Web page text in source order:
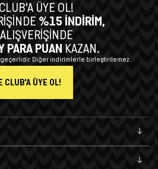
ÜYE OL!
%15 İNDİRİM,
PARA PUAN KAZAN.
Diğer indirimlerle birleştirilemez.
CLUB'A ÜYE OL!